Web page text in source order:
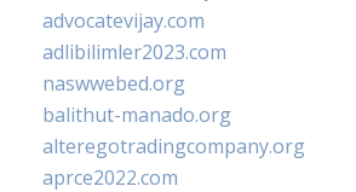
advocatevijay.com
adlibilimler2023.com
naswwebed.org
balithut-manado.org
alteregotradingcompany.org
aprce2022.com